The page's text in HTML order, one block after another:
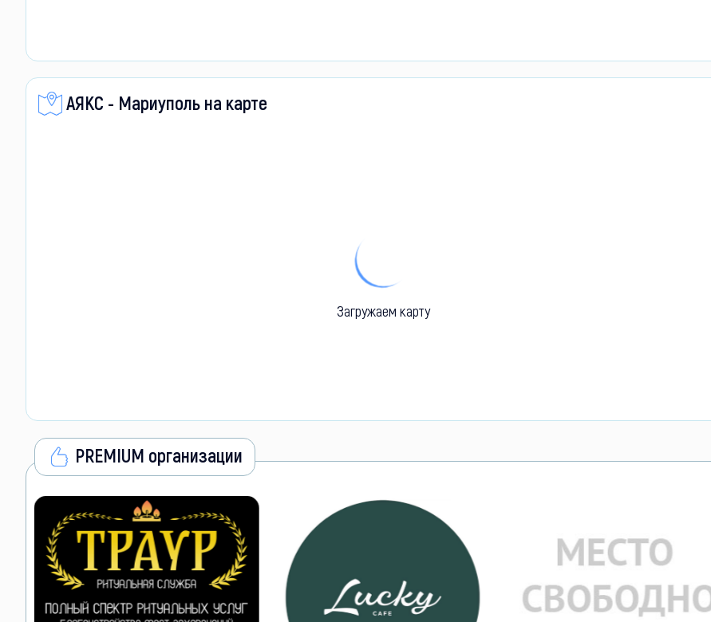
АЯКС - Мариуполь на карте
Загружаем карту
PREMIUM организации